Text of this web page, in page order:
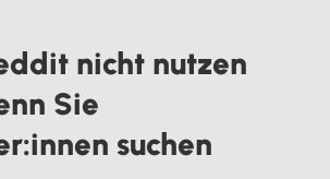
nicht nutzen
Sie
suchen